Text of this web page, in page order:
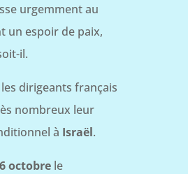
urgemment au
un espoir de paix,
il.
dirigeants français
nombreux leur
à Israël.
octobrele